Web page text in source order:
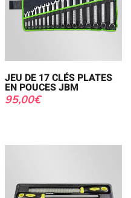
JEU DE 17 CLÉS PLATES
EN POUCES JBM
95,00€